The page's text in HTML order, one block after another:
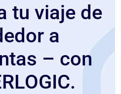
tu viaje de
a
– con